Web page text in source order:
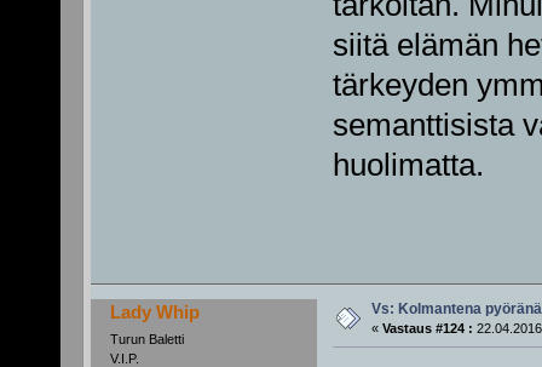
siitä elämän
tärkeyden
semanttisista
huolimatta.
Lady Whip
Turun Baletti
V.I.P.
Vs: Kolmantena
« Vastaus #124 :